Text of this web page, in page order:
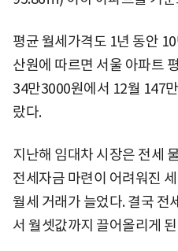
평균 월세가격도 1년 동안
산원에 따르면 서울 아파트
34만3000원에서 12월 147
랐다.
지난해 임대차 시장은 전세
전세자금 마련이 어려워진
월세 거래가 늘었다. 결국 전
서 월셋값까지 끌어올리게